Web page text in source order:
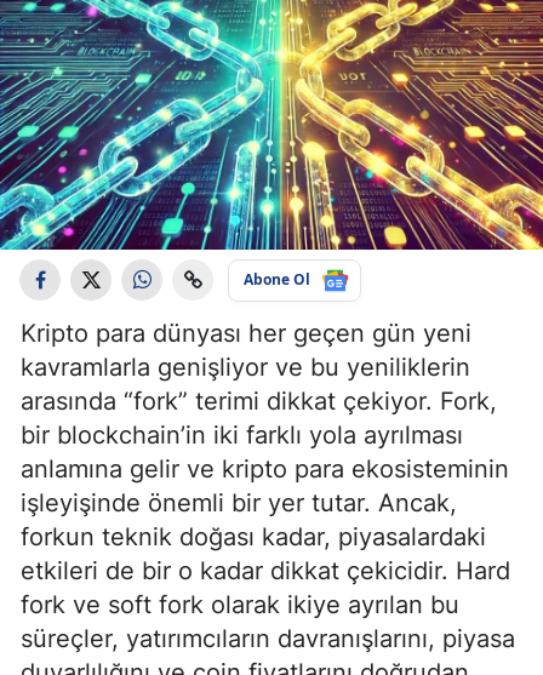
Abone Ol
Kripto para dünyası her geçen gün yeni
kavramlarla genişliyor ve bu yeniliklerin
arasında “fork” terimi dikkat çekiyor. Fork,
bir blockchain’in iki farklı yola ayrılması
anlamına gelir ve kripto para ekosisteminin
işleyişinde önemli bir yer tutar. Ancak,
forkun teknik doğası kadar, piyasalardaki
etkileri de bir o kadar dikkat çekicidir. Hard
fork ve soft fork olarak ikiye ayrılan bu
süreçler, yatırımcıların davranışlarını, piyasa